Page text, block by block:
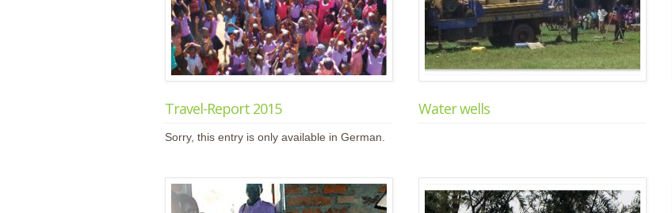
Travel-Report 2015
Sorry, this entry is only available in German.
Water wells